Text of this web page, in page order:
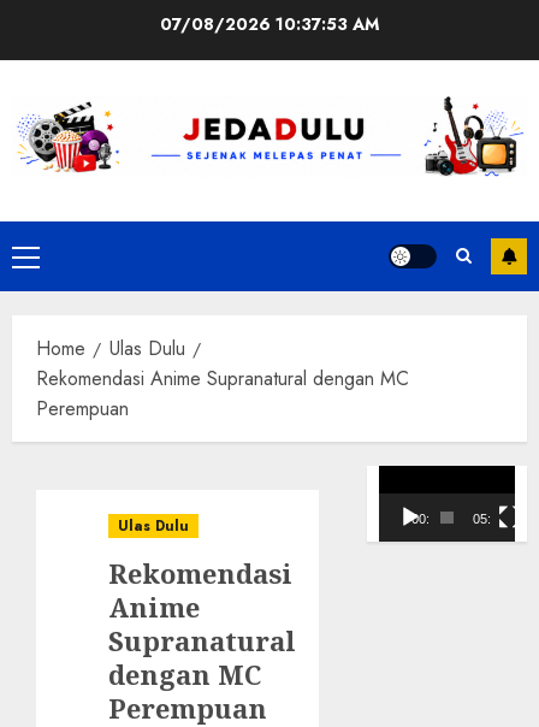
07/08/2026 10:37:54 AM
Primary
Menu
Home
Ulas Dulu
Rekomendasi Anime Supranatural dengan MC
Perempuan
Ulas Dulu
Rekomendasi
Anime
Supranatural
dengan MC
Perempuan
Video
00:00 05:10